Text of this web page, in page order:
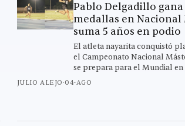
Pablo Delgadillo gana
medallas en Nacional
suma 5 años en podio
El atleta nayarita conquistó
el Campeonato Nacional
se prepara para el Mundial en
JULIO ALEJO ·04-AGO